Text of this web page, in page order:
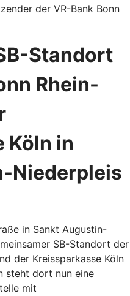
der VR-Bank Bonn
Standort
Rhein-
Köln in
Niederpleis
in Sankt Augustin-
SB-Standort der
der Kreissparkasse Köln
steht dort nun eine
mit